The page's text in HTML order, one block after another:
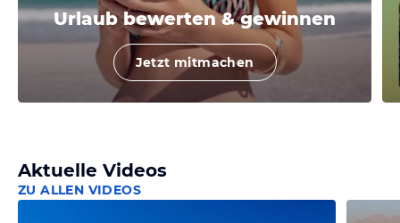
Urlaub bewerten & gewinnen
Jetzt mitmachen
Aktuelle Videos
ZU ALLEN VIDEOS